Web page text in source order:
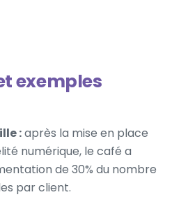
exemples
:après la mise en place
numérique, le café a
de 30% du nombre
par client.